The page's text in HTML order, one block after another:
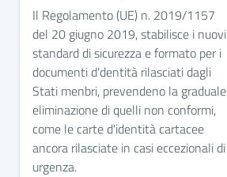
Il Regolamento (UE) n. 2019/1157
del 20 giugno 2019, stabilisce i nuovi
standard di sicurezza e formato per i
documenti d'dentità rilasciati dagli
Stati menbri, prevendeno la graduale
eliminazione di quelli non conformi,
come le carte d'identità cartacee
ancora rilasciate in casi eccezionali di
urgenza.